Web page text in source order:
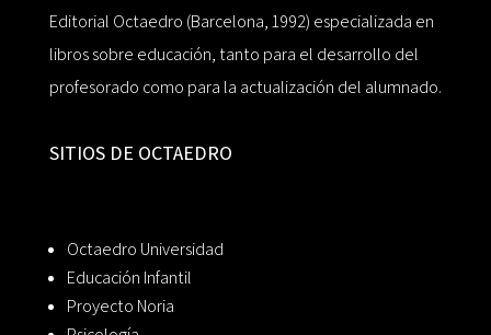
Editorial Octaedro (Barcelona, 1992) especializada en
libros sobre educación, tanto para el desarrollo del
profesorado como para la actualización del alumnado.
SITIOS DE OCTAEDRO
Octaedro Universidad
Educación Infantil
Proyecto Noria